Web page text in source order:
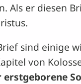
Als er diesen
sind einige
von
erstgeborene